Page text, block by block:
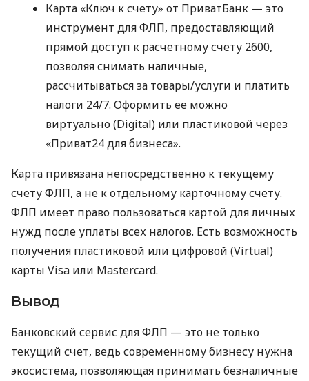
Карта «Ключ к счету» от ПриватБанк — это
инструмент для ФЛП, предоставляющий
прямой доступ к расчетному счету 2600,
позволяя снимать наличные,
рассчитываться за товары/услуги и платить
налоги 24/7. Оформить ее можно
виртуально (Digital) или пластиковой через
«Приват24 для бизнеса».
Карта привязана непосредственно к текущему
счету ФЛП, а не к отдельному карточному счету.
ФЛП имеет право пользоваться картой для личных
нужд после уплаты всех налогов. Есть возможность
получения пластиковой или цифровой (Virtual)
карты Visa или Mastercard.
Вывод
Банковский сервис для ФЛП — это не только
текущий счет, ведь современному бизнесу нужна
экосистема, позволяющая принимать безналичные